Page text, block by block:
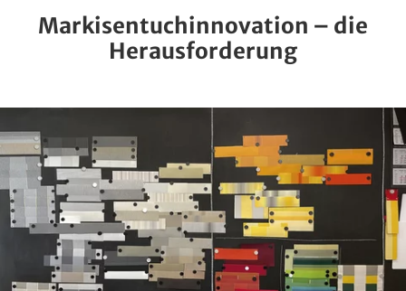
Markisentuchinnovation – die
Herausforderung